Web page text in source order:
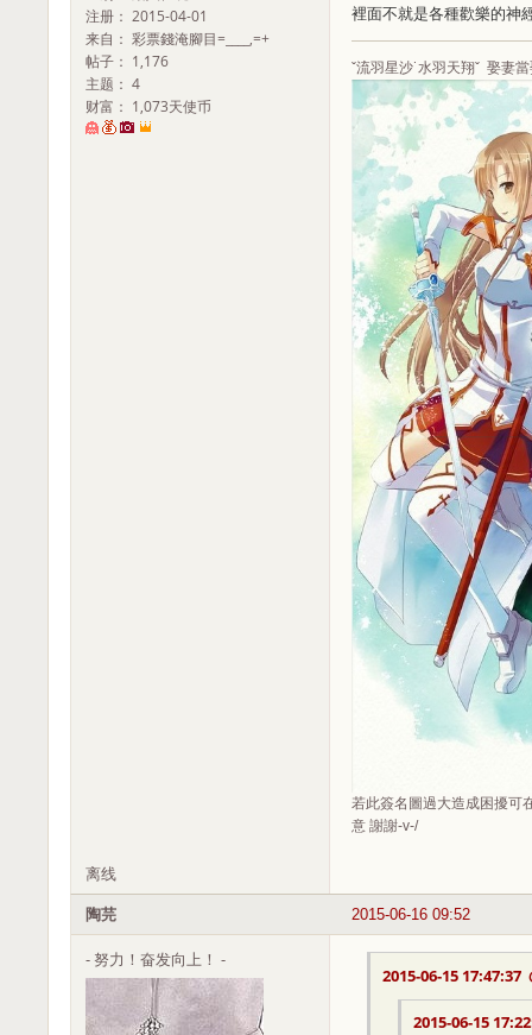
注册： 2015-04-01
来自： 彩票錢淹腳目=____,=+
帖子： 1,176
主题： 4
财富： 1,073天使币
裡面不就是各種歡樂的神
ˇ流羽星沙˙水羽天翔ˇ 娶妻
若此簽名圖過大造成困擾可
意 謝謝-v-/
离线
2015-06-16 09:52
陶芫
- 努力！奋发向上！ -
2015-06-15 17:47:37
2015-06-15